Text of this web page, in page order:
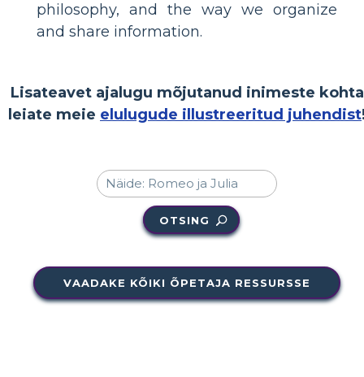
philosophy, and the way we organize
and share information.
Lisateavet ajalugu mõjutanud inimeste kohta
leiate meie elulugude illustreeritud juhendist
OTSING
VAADAKE KÕIKI ÕPETAJA RESSURSSE